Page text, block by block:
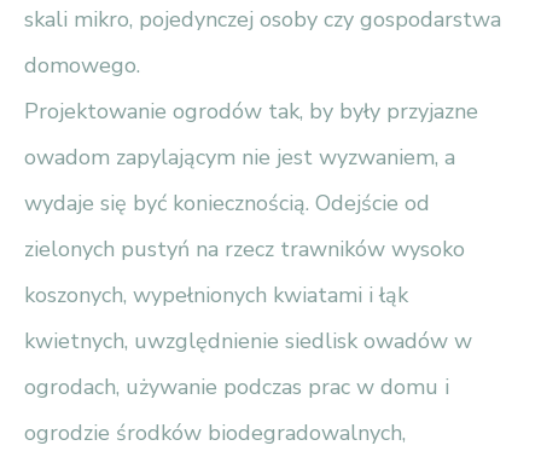
skali mikro, pojedynczej osoby czy gospodarstwa
domowego.
Projektowanie ogrodów tak, by były przyjazne
owadom zapylającym nie jest wyzwaniem, a
wydaje się być koniecznością. Odejście od
zielonych pustyń na rzecz trawników wysoko
koszonych, wypełnionych kwiatami i łąk
kwietnych, uwzględnienie siedlisk owadów w
ogrodach, używanie podczas prac w domu i
ogrodzie środków biodegradowalnych,